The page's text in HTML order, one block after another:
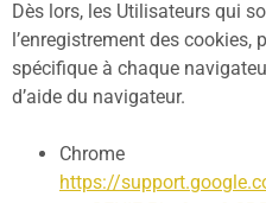
Dès lors, les Utilisateurs qui
l’enregistrement des cookies,
spécifique à chaque
d’aide du navigateur.
Chrome
https://